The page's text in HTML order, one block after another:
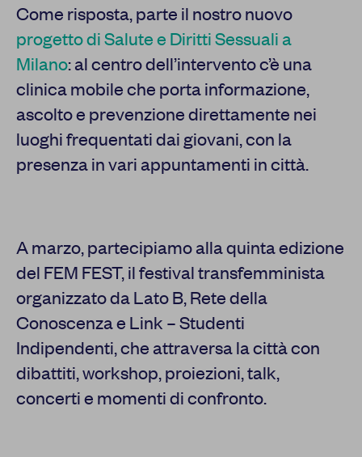
Come risposta, parte il nostro nuovo
progetto di Salute e Diritti Sessuali a
Milano: al centro dell’intervento c’è una
clinica mobile che porta informazione,
ascolto e prevenzione direttamente nei
luoghi frequentati dai giovani, con la
presenza in vari appuntamenti in città.
A marzo, partecipiamo alla quinta edizione
del FEM FEST, il festival transfemminista
organizzato da Lato B, Rete della
Conoscenza e Link – Studenti
Indipendenti, che attraversa la città con
dibattiti, workshop, proiezioni, talk,
concerti e momenti di confronto.